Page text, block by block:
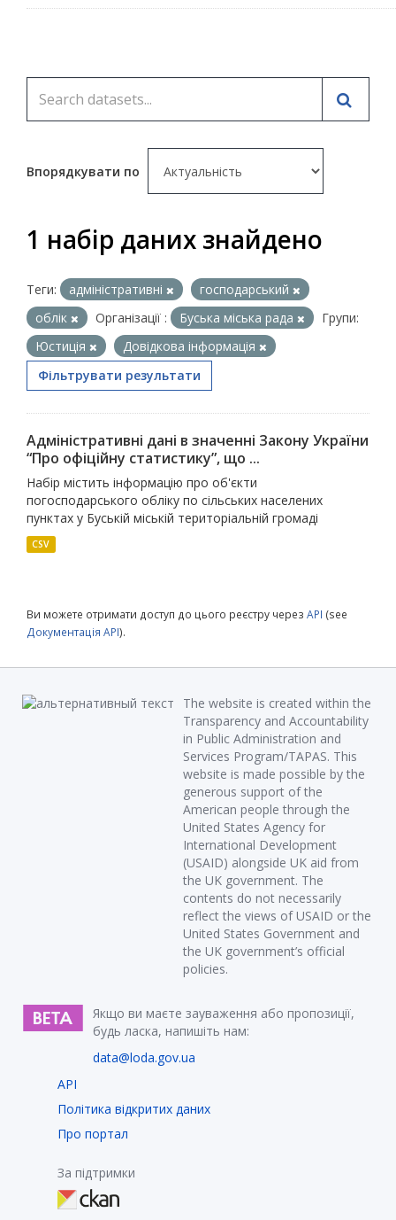
Впорядкувати по
1 набір даних знайдено
Теги: адміністративні
господарський
облік
Організації : Буська міська рада
Групи:
Юстиція
Довідкова інформація
Фільтрувати результати
Адміністративні дані в значенні Закону України
“Про офіційну статистику”, що ...
Набір містить інформацію про об'єкти
погосподарського обліку по сільських населених
пунктах у Буській міській територіальній громаді
CSV
Ви можете отримати доступ до цього реєстру через API (see
Документація API).
The website is created within the
Transparency and Accountability
in Public Administration and
Services Program/TAPAS. This
website is made possible by the
generous support of the
American people through the
United States Agency for
International Development
(USAID) alongside UK aid from
the UK government. The
contents do not necessarily
reflect the views of USAID or the
United States Government and
the UK government’s official
policies.
Якщо ви маєте зауваження або пропозиції,
будь ласка, напишіть нам:
data@loda.gov.ua
API
Політика відкритих даних
Про портал
За підтримки